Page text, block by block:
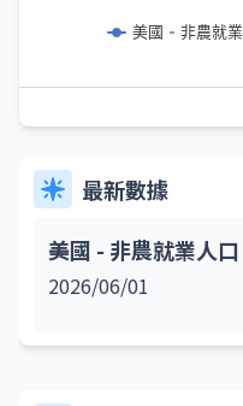
美國 - 非農就
最新數據
美國 - 非農就業人
2026/06/01